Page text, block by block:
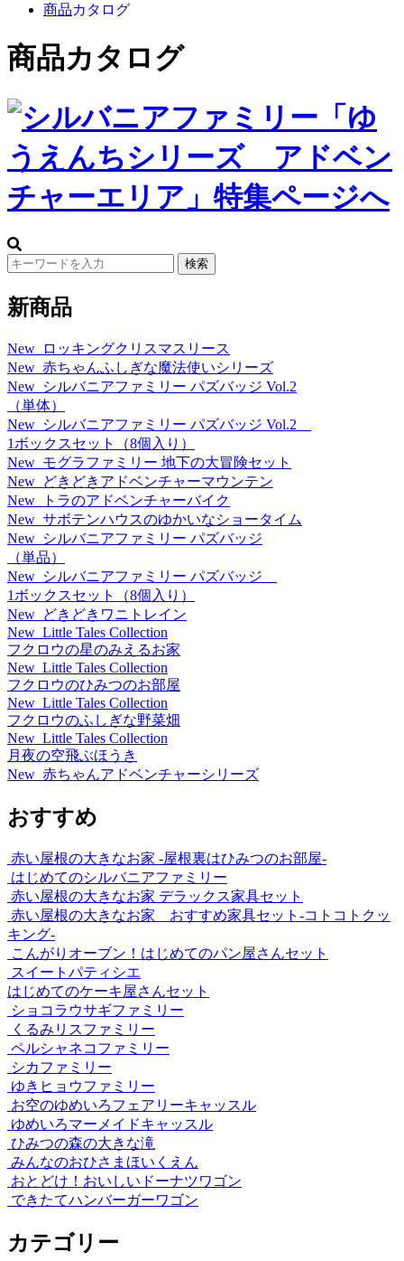
商品カタログ
商品カタログ
新商品
New
ロッキングクリスマスリース
New 赤ちゃんふしぎな魔法使いシリーズ
New シルバニアファミリー パズバッジ Vol.2
（単体）
New シルバニアファミリー パズバッジ Vol.2
1ボックスセット（8個入り）
New モグラファミリー 地下の大冒険セット
New どきどきアドベンチャーマウンテン
New
トラのアドベンチャーバイク
New サボテンハウスのゆかいなショータイム
New シルバニアファミリー パズバッジ
（単品）
New シルバニアファミリー パズバッジ
1ボックスセット（8個入り）
New どきどきワニトレイン
New Little Tales Collection
フクロウの星のみえるお家
New Little Tales Collection
フクロウのひみつのお部屋
New Little Tales Collection
フクロウのふしぎな野菜畑
New Little Tales Collection
月夜の空飛ぶほうき
New 赤ちゃんアドベンチャーシリーズ
おすすめ
赤い屋根の大きなお家 -屋根裏はひみつのお部屋-
はじめてのシルバニアファミリー
赤い屋根の大きなお家 デラックス家具セット
赤い屋根の大きなお家 おすすめ家具セット-コトコトクッ
キング-
こんがりオーブン！はじめてのパン屋さんセット
スイートパティシエ
はじめてのケーキ屋さんセット
ショコラウサギファミリー
くるみリスファミリー
ペルシャネコファミリー
シカファミリー
ゆきヒョウファミリー
お空のゆめいろフェアリーキャッスル
ゆめいろマーメイドキャッスル
ひみつの森の大きな滝
みんなのおひさまほいくえん
おとどけ！おいしいドーナツワゴン
できたてハンバーガーワゴン
カテゴリー